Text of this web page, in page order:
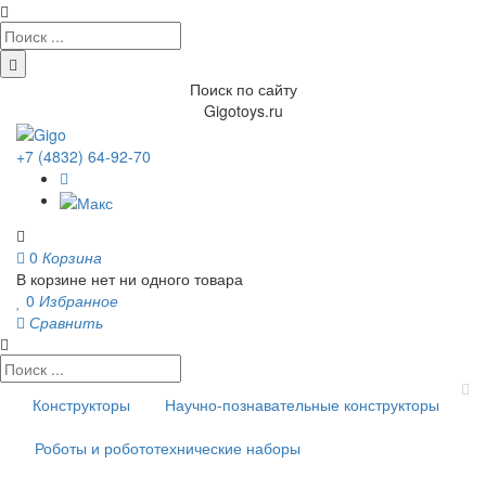
Поиск по сайту
Gigotoys.ru
+7 (4832) 64-92-70
0 Корзина
В корзине нет ни одного товара
0 Избранное
Сравнить
Конструкторы
Научно-познавательные конструкторы
Роботы и робототехнические наборы